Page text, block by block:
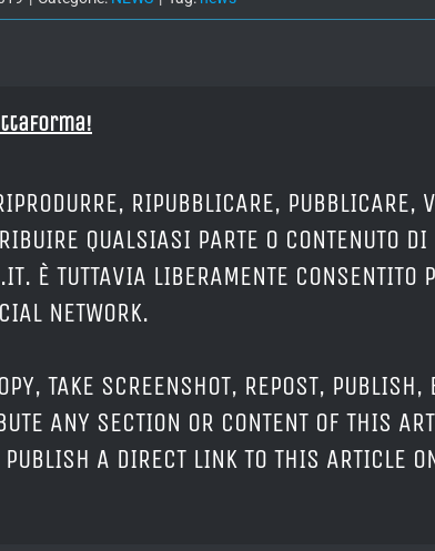
RIPUBBLICARE,
QUALSIASI PARTE O CONTENUTO
È TUTTAVIA LIBERAMENTE
NETWORK.
TAKE SCREENSHOT, REPOST,
ANY SECTION OR CONTENT OF THIS
PUBLISH A DIRECT LINK TO THIS ARTICLE